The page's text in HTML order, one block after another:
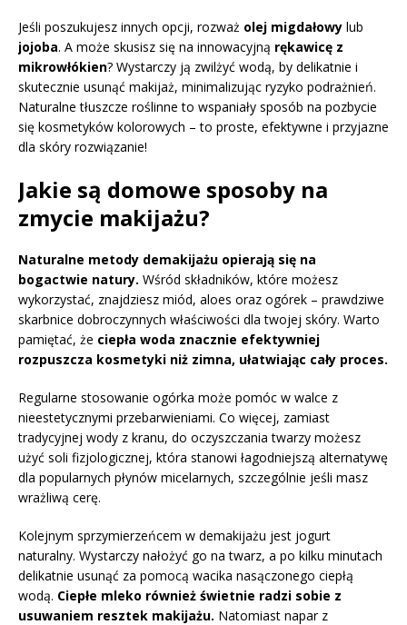
Jeśli poszukujesz innych opcji, rozważ olej migdałowy lub
jojoba. A może skusisz się na innowacyjną rękawicę z
mikrowłókien? Wystarczy ją zwilżyć wodą, by delikatnie i
skutecznie usunąć makijaż, minimalizując ryzyko podrażnień.
Naturalne tłuszcze roślinne to wspaniały sposób na pozbycie
się kosmetyków kolorowych – to proste, efektywne i przyjazne
dla skóry rozwiązanie!
Jakie są domowe sposoby na
zmycie makijażu?
Naturalne metody demakijażu opierają się na
bogactwie natury. Wśród składników, które możesz
wykorzystać, znajdziesz miód, aloes oraz ogórek – prawdziwe
skarbnice dobroczynnych właściwości dla twojej skóry. Warto
pamiętać, że ciepła woda znacznie efektywniej
rozpuszcza kosmetyki niż zimna, ułatwiając cały proces.
Regularne stosowanie ogórka może pomóc w walce z
nieestetycznymi przebarwieniami. Co więcej, zamiast
tradycyjnej wody z kranu, do oczyszczania twarzy możesz
użyć soli fizjologicznej, która stanowi łagodniejszą alternatywę
dla popularnych płynów micelarnych, szczególnie jeśli masz
wrażliwą cerę.
Kolejnym sprzymierzeńcem w demakijażu jest jogurt
naturalny. Wystarczy nałożyć go na twarz, a po kilku minutach
delikatnie usunąć za pomocą wacika nasączonego ciepłą
wodą. Ciepłe mleko również świetnie radzi sobie z
usuwaniem resztek makijażu. Natomiast napar z